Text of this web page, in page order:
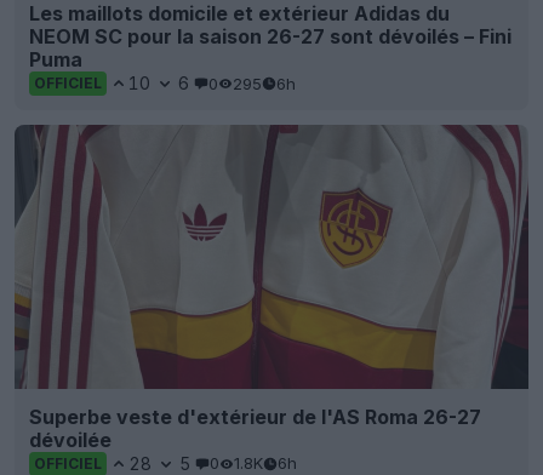
Les maillots domicile et extérieur Adidas du
NEOM SC pour la saison 26-27 sont dévoilés – Fini
Puma
OFFICIEL 10 6 0 295 6h
Superbe veste d'extérieur de l'AS Roma 26-27
dévoilée
OFFICIEL 28 5 0 1.8K 6h